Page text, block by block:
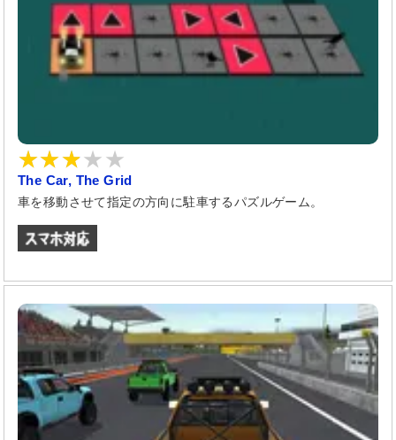
The Car, The Grid
車を移動させて指定の方向に駐車するパズルゲーム。